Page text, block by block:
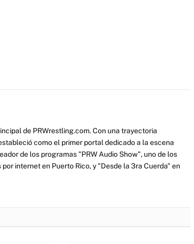
de PRWrestling.com. Con una trayectoria
como el primer portal dedicado a la escena
de los programas "PRW Audio Show", uno de los
internet en Puerto Rico, y "Desde la 3ra Cuerda" en